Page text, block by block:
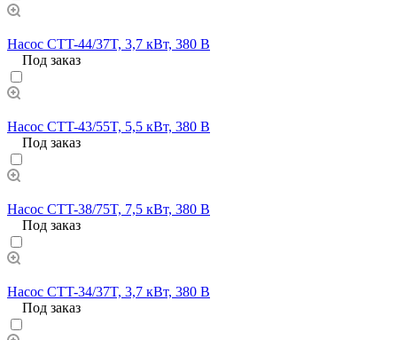
Насос CTT-44/37T, 3,7 кВт, 380 В
Под заказ
Насос CTT-43/55T, 5,5 кВт, 380 В
Под заказ
Насос CTT-38/75T, 7,5 кВт, 380 В
Под заказ
Насос CTT-34/37T, 3,7 кВт, 380 В
Под заказ